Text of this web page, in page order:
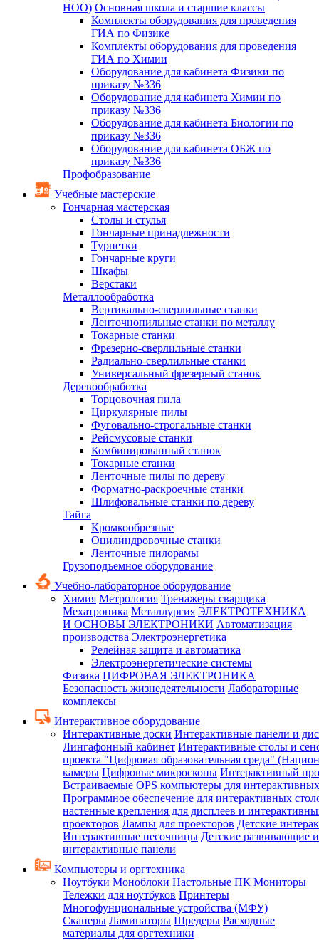
НОО) Основная школа и старшие классы
Комплекты оборудования для проведения
ГИА по Физике
Комплекты оборудования для проведения
ГИА по Химии
Оборудование для кабинета Физики по
приказу №336
Оборудование для кабинета Химии по
приказу №336
Оборудование для кабинета Биологии по
приказу №336
Оборудование для кабинета ОБЖ по
приказу №336
Профобразование
Учебные мастерские
Гончарная мастерская
Столы и стулья
Гончарные принадлежности
Турнетки
Гончарные круги
Шкафы
Верстаки
Металлообработка
Вертикально-сверлильные станки
Ленточнопильные станки по металлу
Токарные станки
Фрезерно-сверлильные станки
Радиально-сверлильные станки
Универсальный фрезерный станок
Деревообработка
Торцовочная пила
Циркулярные пилы
Фуговально-строгальные станки
Рейсмусовые станки
Комбинированный станок
Токарные станки
Ленточные пилы по дереву
Форматно-раскроечные станки
Шлифовальные станки по дереву
Тайга
Кромкообрезные
Оцилиндровочные станки
Ленточные пилорамы
Грузоподъемное оборудование
Учебно-лабораторное оборудование
Химия Метрология Тренажеры сварщика
Мехатроника Металлургия ЭЛЕКТРОТЕХНИКА
И ОСНОВЫ ЭЛЕКТРОНИКИ Автоматизация
производства Электроэнергетика
Релейная защита и автоматика
Электроэнергетические системы
Физика ЦИФРОВАЯ ЭЛЕКТРОНИКА
Безопасность жизнедеятельности Лабораторные
комплексы
Интерактивное оборудование
Интерактивные доски Интерактивные панели и
Лингафонный кабинет Интерактивные столы и
проекта "Цифровая образовательная среда"
камеры Цифровые микроскопы Интерактивный
Встраиваемые OPS компьютеры для
Программное обеспечение для интерактивных
настенные крепления для дисплеев и
проекторов Лампы для проекторов Детские
Интерактивные песочницы Детские развивающие
интерактивные панели
Компьютеры и оргтехника
Ноутбуки Моноблоки Настольные ПК Мониторы
Тележки для ноутбуков Принтеры
Многофунциональные устройства (МФУ)
Сканеры Ламинаторы Шредеры Расходные
материалы для оргтехники